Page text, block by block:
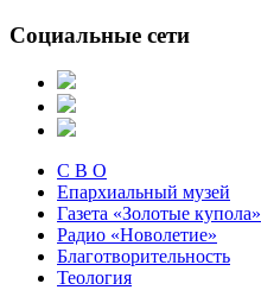
Социальные сети
С В О
Епархиальный музей
Газета «Золотые купола»
Радио «Новолетие»
Благотворительность
Теология